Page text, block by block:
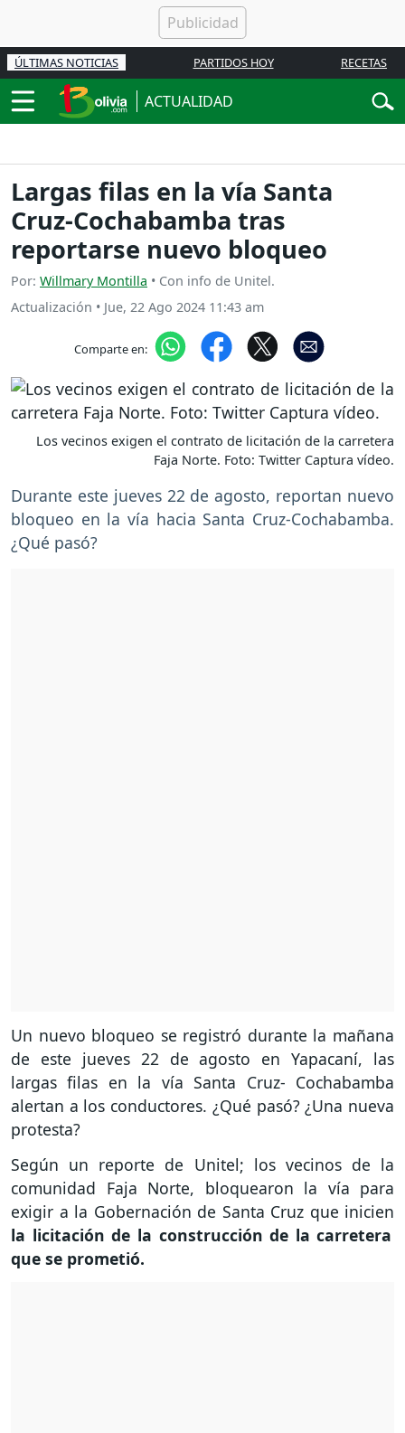
ÚLTIMAS NOTICIAS PARTIDOS HOY RECETAS
ACTUALIDAD
Largas filas en la vía Santa
Cruz-Cochabamba tras
reportarse nuevo bloqueo
Por: Willmary Montilla • Con info de Unitel.
Actualización • Jue, 22 Ago 2024 11:43 am
Comparte en:
Los vecinos exigen el contrato de licitación de la carretera
Faja Norte. Foto: Twitter Captura vídeo.
Durante este jueves 22 de agosto, reportan nuevo
bloqueo en la vía hacia Santa Cruz-Cochabamba.
¿Qué pasó?
Un nuevo bloqueo se registró durante la mañana
de este jueves 22 de agosto en Yapacaní, las
largas filas en la vía Santa Cruz- Cochabamba
alertan a los conductores. ¿Qué pasó? ¿Una nueva
protesta?
Según un reporte de Unitel; los vecinos de la
comunidad Faja Norte, bloquearon la vía para
exigir a la Gobernación de Santa Cruz que inicien
la licitación de la construcción de la carretera
que se prometió.